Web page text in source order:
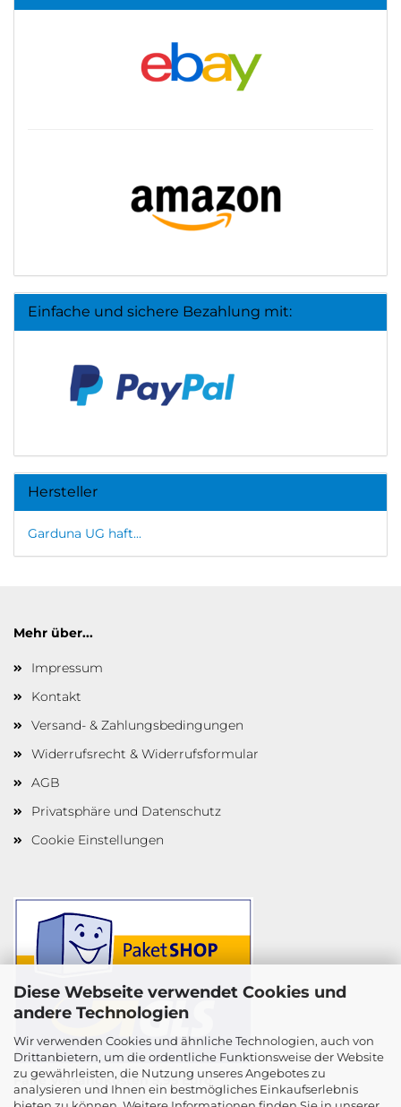
Diese Webseite verwendet Cookies und
andere Technologien
Wir verwenden Cookies und ähnliche Technologien, auch von
Drittanbietern, um die ordentliche Funktionsweise der Website
zu gewährleisten, die Nutzung unseres Angebotes zu
analysieren und Ihnen ein bestmögliches Einkaufserlebnis
Einfache und sichere Bezahlung mit:
Hersteller
Garduna UG haft...
Mehr über...
Impressum
Kontakt
Versand- & Zahlungsbedingungen
Widerrufsrecht & Widerrufsformular
AGB
Privatsphäre und Datenschutz
Cookie Einstellungen
Faire Versandkosten 5,95 Euro